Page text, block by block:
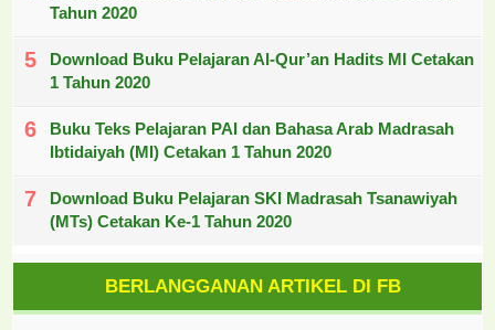
Tahun 2020
Download Buku Pelajaran Al-Qur’an Hadits MI Cetakan
1 Tahun 2020
Buku Teks Pelajaran PAI dan Bahasa Arab Madrasah
Ibtidaiyah (MI) Cetakan 1 Tahun 2020
Download Buku Pelajaran SKI Madrasah Tsanawiyah
(MTs) Cetakan Ke-1 Tahun 2020
BERLANGGANAN ARTIKEL DI FB